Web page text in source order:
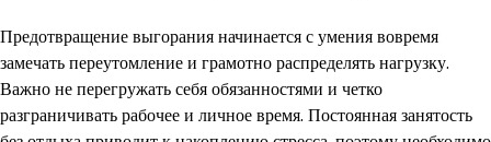
Предотвращение выгорания начинается с умения вовремя
замечать переутомление и грамотно распределять нагрузку.
Важно не перегружать себя обязанностями и четко
разграничивать рабочее и личное время. Постоянная занятость